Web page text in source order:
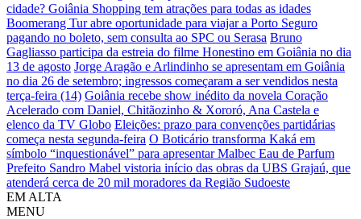
cidade? Goiânia Shopping tem atrações para todas as idades
Boomerang Tur abre oportunidade para viajar a Porto Seguro
pagando no boleto, sem consulta ao SPC ou Serasa Bruno
Gagliasso participa da estreia do filme Honestino em Goiânia no dia
13 de agosto Jorge Aragão e Arlindinho se apresentam em Goiânia
no dia 26 de setembro; ingressos começaram a ser vendidos nesta
terça-feira (14) Goiânia recebe show inédito da novela Coração
Acelerado com Daniel, Chitãozinho & Xororó, Ana Castela e
elenco da TV Globo Eleições: prazo para convenções partidárias
começa nesta segunda-feira O Boticário transforma Kaká em
símbolo “inquestionável” para apresentar Malbec Eau de Parfum
Prefeito Sandro Mabel vistoria início das obras da UBS Grajaú, que
atenderá cerca de 20 mil moradores da Região Sudoeste
EM ALTA
MENU